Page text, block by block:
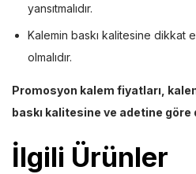
yansıtmalıdır.
Kalemin baskı kalitesine dikkat
olmalıdır.
Promosyon kalem fiyatları,
baskı kalitesine ve adetine
İlgili Ürünler